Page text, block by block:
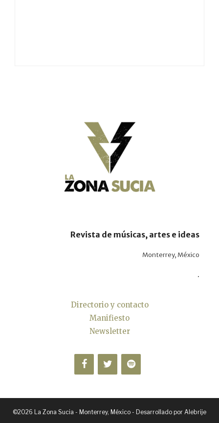
Revista de músicas, artes e ideas
Monterrey, México
.
Directorio y contacto
Manifiesto
Newsletter
©2026 La Zona Sucia - Monterrey, México - Desarrollado por Alebrije